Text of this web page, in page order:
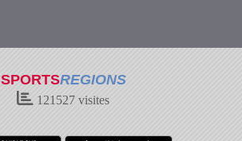
SPORTSREGIONS
121527 visites